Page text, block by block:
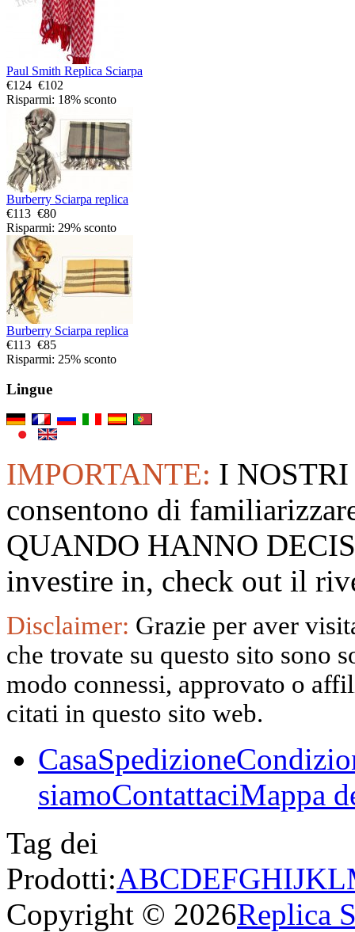
Paul Smith Replica Sciarpa
€124 €102
Risparmi: 18% sconto
Burberry Sciarpa replica
€113 €80
Risparmi: 29% sconto
Burberry Sciarpa replica
€113 €85
Risparmi: 25% sconto
Lingue
IMPORTANTE: I
consentono di
QUANDO HANNO
investire in, check out il
Disclaimer: Grazie per aver
che trovate su questo sito sono
modo connessi, approvato o
citati in questo sito web.
CasaSpedizione
siamoContattaciMappa
Tag dei
Prodotti:ABCDEFGHIJKL
Copyright © 2026Replica